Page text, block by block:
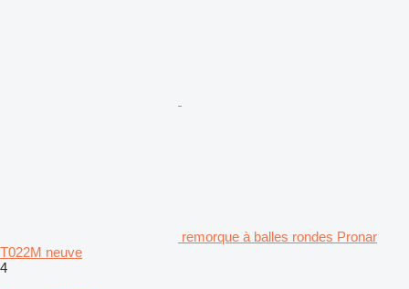
remorque à balles rondes Pronar
T022M neuve
4